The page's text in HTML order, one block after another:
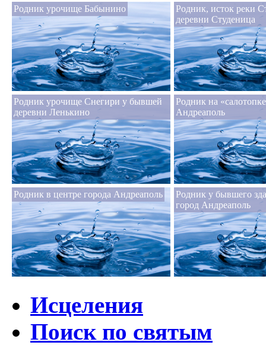
Родник урочище Бабынино
Родник, исток реки
деревни Студеница
Родник урочище Снегири у бывшей
деревни Ленькино
Родник на
Андреаполь
Родник в центре города Андреаполь
Родник у бывшего
город Андреаполь
Исцеления
Поиск по святым